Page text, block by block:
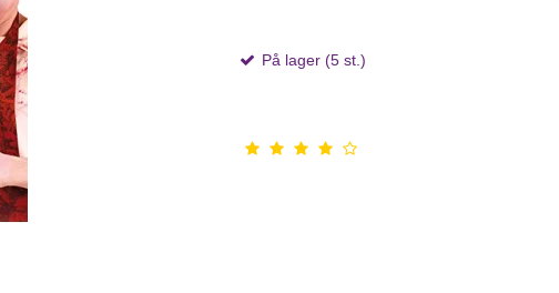
På lager (5 st.)